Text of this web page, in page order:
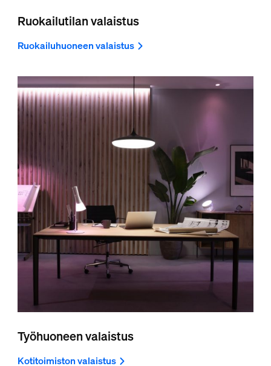
Ruokailutilan valaistus
Ruokailuhuoneen valaistus
Työhuoneen valaistus
Kotitoimiston valaistus